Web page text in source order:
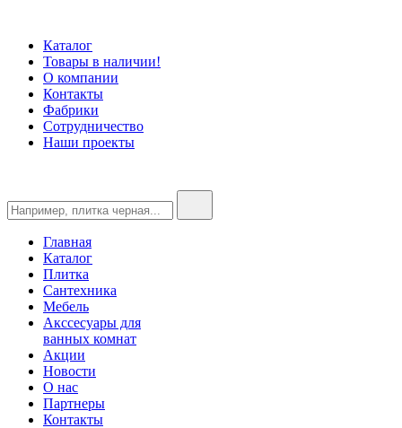
Каталог
Товары в наличии!
О компании
Контакты
Фабрики
Сотрудничество
Наши проекты
Главная
Каталог
Плитка
Сантехника
Мебель
Акссесуары для
ванных комнат
Акции
Новости
О нас
Партнеры
Контакты